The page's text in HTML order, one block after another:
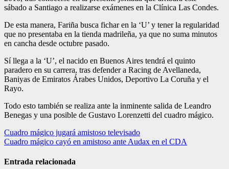
sábado a Santiago a realizarse exámenes en la Clínica Las Condes.
De esta manera, Fariña busca fichar en la ‘U’ y tener la regularidad
que no presentaba en la tienda madrileña, ya que no suma minutos
en cancha desde octubre pasado.
Sí llega a la ‘U’, el nacido en Buenos Aires tendrá el quinto
paradero en su carrera, tras defender a Racing de Avellaneda,
Baniyas de Emiratos Árabes Unidos, Deportivo La Coruña y el
Rayo.
Todo esto también se realiza ante la inminente salida de Leandro
Benegas y una posible de Gustavo Lorenzetti del cuadro mágico.
Navegación
de
entradas
Cuadro mágico jugará amistoso televisado
Cuadro mágico cayó en amistoso ante Audax en el CDA
Entrada relacionada